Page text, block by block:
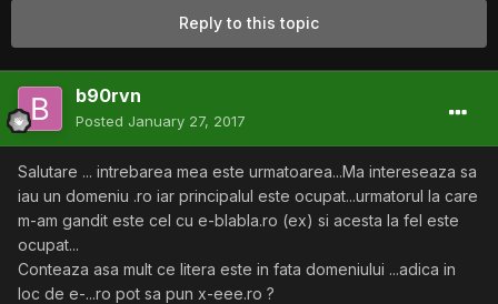
Reply to this topic
b90rvn
Posted January 27, 2017
Salutare ... intrebarea mea este urmatoarea...Ma intereseaza sa
iau un domeniu .ro iar principalul este ocupat...urmatorul la care
m-am gandit este cel cu e-blabla.ro (ex) si acesta la fel este
ocupat...
Conteaza asa mult ce litera este in fata domeniului ...adica in
loc de e-...ro pot sa pun x-eee.ro ?